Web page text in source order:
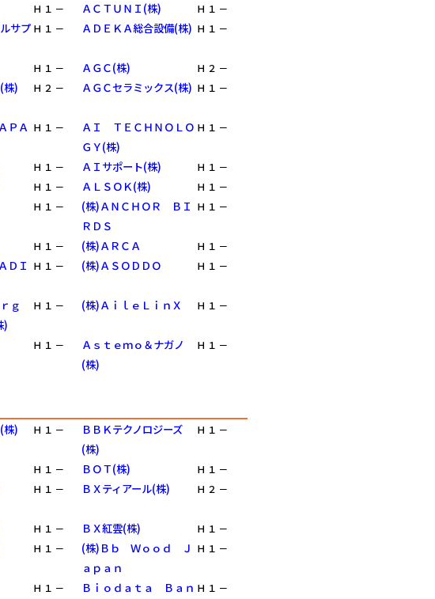
Ｈ １ － ＡＣＴＵＮＩ(株) Ｈ １ －
サプ Ｈ １ － ＡＤＥＫＡ総合設備(株) Ｈ １ －
Ｈ １ － ＡＧＣ(株) Ｈ ２ －
株) Ｈ ２ － ＡＧＣセラミックス(株) Ｈ １ －
ＰＡ Ｈ １ －
ＡＩ ＴＥＣＨＮＯＬＯ
ＧＹ(株)
Ｈ １ －
Ｈ １ － ＡＩサポート(株) Ｈ １ －
Ｈ １ － ＡＬＳＯＫ(株) Ｈ １ －
Ｈ １ －
(株)ＡＮＣＨＯＲ ＢＩ
ＲＤＳ
Ｈ １ －
Ｈ １ － (株)ＡＲＣＡ Ｈ １ －
ＤＩ Ｈ １ － (株)ＡＳＯＤＤＯ Ｈ １ －
ｇ
)
Ｈ １ － (株)ＡｉｌｅＬｉｎＸ Ｈ １ －
Ｈ １ －
Ａｓｔｅｍｏ＆ナガノ
(株)
Ｈ １ －
株) Ｈ １ －
ＢＢＫテクノロジーズ
(株)
Ｈ １ －
Ｈ １ － ＢＯＴ(株) Ｈ １ －
Ｈ １ － ＢＸティアール(株) Ｈ ２ －
Ｈ １ － ＢＸ紅雲(株) Ｈ １ －
Ｈ １ －
(株)Ｂｂ Ｗｏｏｄ Ｊ
ａｐａｎ
Ｈ １ －
Ｈ １ －
Ｂｉｏｄａｔａ Ｂａｎ Ｈ １ －